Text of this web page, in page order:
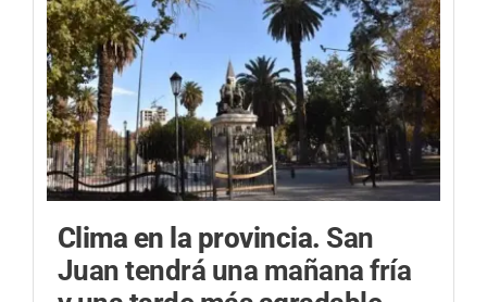
Clima en la provincia. San
Juan tendrá una mañana fría